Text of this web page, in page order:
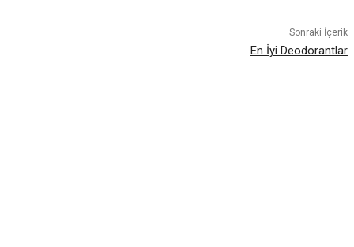
Sonraki İçerik
En İyi Deodorantlar